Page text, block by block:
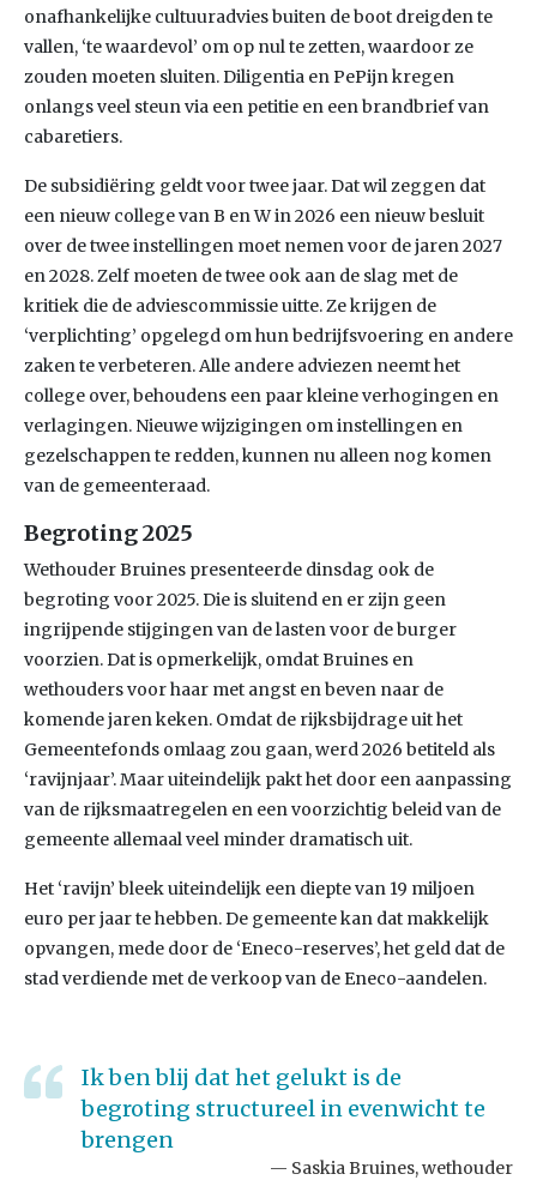
onafhankelijke cultuuradvies buiten de boot dreigden te
vallen, ‘te waardevol’ om op nul te zetten, waardoor ze
zouden moeten sluiten. Diligentia en PePijn kregen
onlangs veel steun via een petitie en een brandbrief van
cabaretiers.
De subsidiëring geldt voor twee jaar. Dat wil zeggen dat
een nieuw college van B en W in 2026 een nieuw besluit
over de twee instellingen moet nemen voor de jaren 2027
en 2028. Zelf moeten de twee ook aan de slag met de
kritiek die de adviescommissie uitte. Ze krijgen de
‘verplichting’ opgelegd om hun bedrijfsvoering en andere
zaken te verbeteren. Alle andere adviezen neemt het
college over, behoudens een paar kleine verhogingen en
verlagingen. Nieuwe wijzigingen om instellingen en
gezelschappen te redden, kunnen nu alleen nog komen
van de gemeenteraad.
Begroting 2025
Wethouder Bruines presenteerde dinsdag ook de
begroting voor 2025. Die is sluitend en er zijn geen
ingrijpende stijgingen van de lasten voor de burger
voorzien. Dat is opmerkelijk, omdat Bruines en
wethouders voor haar met angst en beven naar de
komende jaren keken. Omdat de rijksbijdrage uit het
Gemeentefonds omlaag zou gaan, werd 2026 betiteld als
‘ravijnjaar’. Maar uiteindelijk pakt het door een aanpassing
van de rijksmaatregelen en een voorzichtig beleid van de
gemeente allemaal veel minder dramatisch uit.
Het ‘ravijn’ bleek uiteindelijk een diepte van 19 miljoen
euro per jaar te hebben. De gemeente kan dat makkelijk
opvangen, mede door de ‘Eneco-reserves’, het geld dat de
stad verdiende met de verkoop van de Eneco-aandelen.
Ik ben blij dat het gelukt is de
begroting structureel in evenwicht te
brengen
Saskia Bruines, wethouder